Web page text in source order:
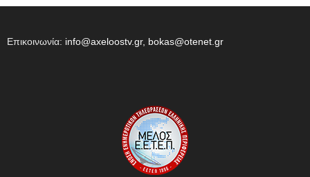
Επικοινωνία: info@axeloostv.gr, bokas@otenet.gr